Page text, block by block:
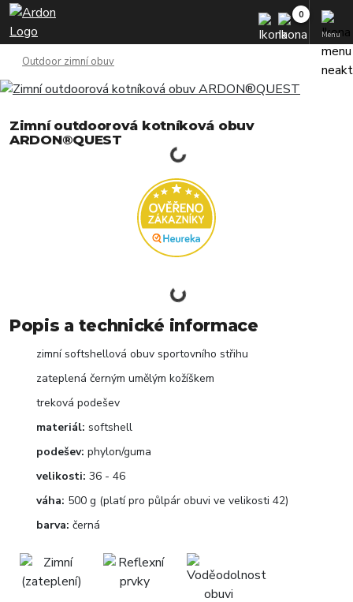
Menu
Outdoor zimní obuv
Zimní outdoorová kotníková obuv
ARDON®QUEST
Popis a technické informace
zimní softshellová obuv sportovního střihu
zateplená černým umělým kožíškem
treková podešev
materiál: softshell
podešev: phylon/guma
velikosti: 36 - 46
váha: 500 g (platí pro půlpár obuvi ve velikosti 42)
barva: černá